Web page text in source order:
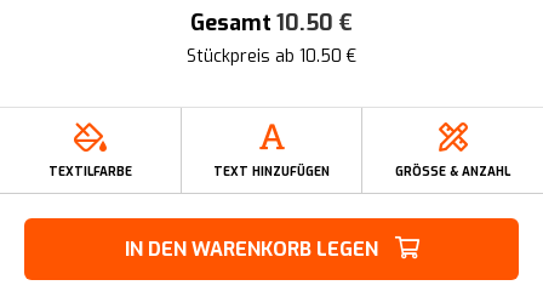
Gesamt 10.50 €
Stückpreis ab 10.50 €
TEXTILFARBE TEXT HINZUFÜGEN GRÖSSE & ANZAHL
IN DEN WARENKORB LEGEN